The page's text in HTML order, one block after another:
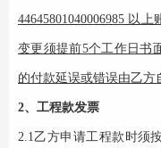
44645801040006985 以上
变更须提前5个工作日书
的付款延误或错误由乙方
2、 工程款发票
2.1乙方申请工程款时须